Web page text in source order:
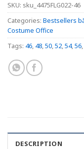
SKU: sku_4475FLG022-46
Categories: Bestsellers
Costume Office
Tags: 46, 48,50,52,54,56,
DESCRIPTION